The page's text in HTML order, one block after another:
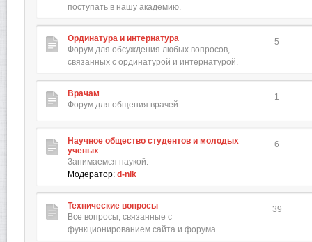
поступать в нашу академию.
Ординатура и интернатура
Форум для обсуждения любых вопросов,
связанных с ординатурой и интернатурой.
5
Врачам
Форум для общения врачей.
1
Научное общество студентов и молодых
ученых
Занимаемся наукой.
Модератор: d-nik
6
Технические вопросы
Все вопросы, связанные с
функционированием сайта и форума.
39